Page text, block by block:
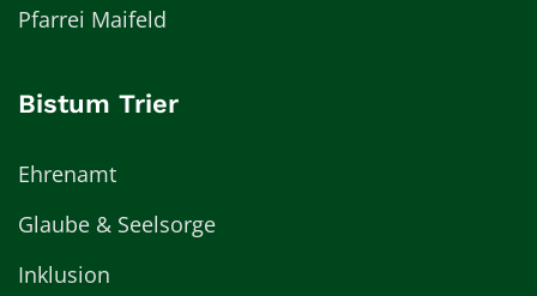
Pfarrei Maifeld
Bistum Trier
Ehrenamt
Glaube & Seelsorge
Inklusion